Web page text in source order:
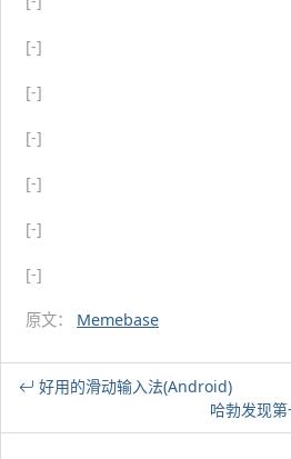
[-]
[-]
[-]
[-]
[-]
[-]
原文： Memebase
好用的滑动输入法(Android)
哈勃发现